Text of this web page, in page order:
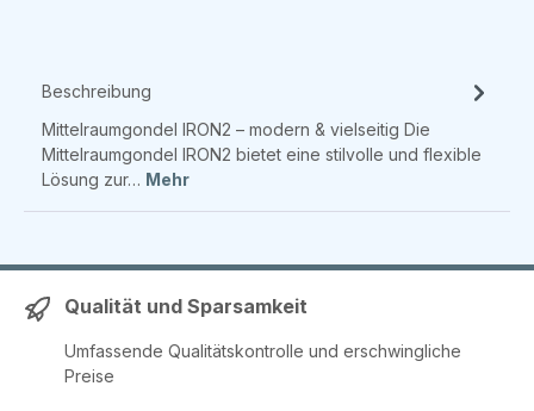
Beschreibung
Mittelraumgondel IRON2 – modern & vielseitig Die
Mittelraumgondel IRON2 bietet eine stilvolle und flexible
Lösung zur… Mehr
Qualität und Sparsamkeit
Umfassende Qualitätskontrolle und erschwingliche
Preise